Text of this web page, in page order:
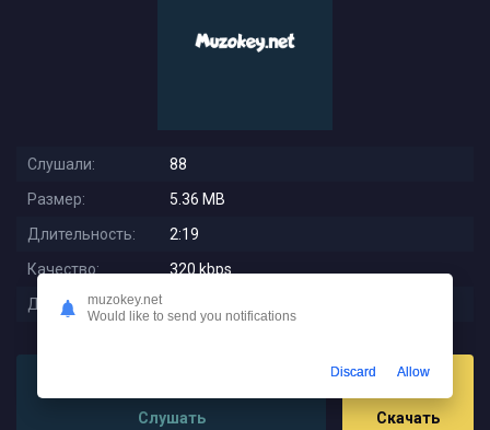
Слушали:
88
Размер:
5.36 MB
Длительность:
2:19
Качество:
320 kbps
Дата релиза:
Слушать Скачать
muzokey.net
Would like to send you notifications
Discard Allow